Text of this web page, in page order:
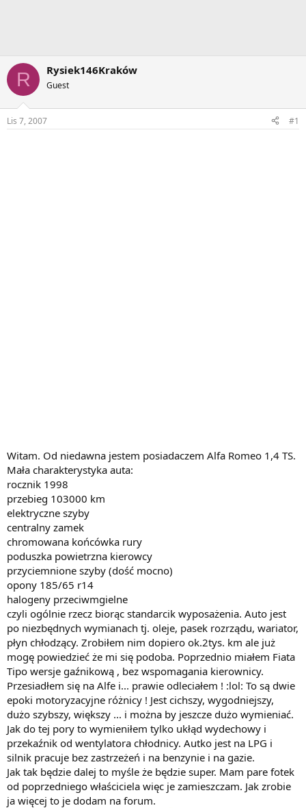
R Rysiek146Kraków
Guest
Lis 7, 2007 #1
Witam. Od niedawna jestem posiadaczem Alfa Romeo 1,4 TS.
Mała charakterystyka auta:
rocznik 1998
przebieg 103000 km
elektryczne szyby
centralny zamek
chromowana końcówka rury
poduszka powietrzna kierowcy
przyciemnione szyby (dość mocno)
opony 185/65 r14
halogeny przeciwmgielne
czyli ogólnie rzecz biorąc standarcik wyposażenia. Auto jest
po niezbędnych wymianach tj. oleje, pasek rozrządu, wariator,
płyn chłodzący. Zrobiłem nim dopiero ok.2tys. km ale już
mogę powiedzieć że mi się podoba. Poprzednio miałem Fiata
Tipo wersje gaźnikową , bez wspomagania kierownicy.
Przesiadłem się na Alfe i... prawie odleciałem ! :lol: To są dwie
epoki motoryzacyjne różnicy ! Jest cichszy, wygodniejszy,
dużo szybszy, większy ... i można by jeszcze dużo wymieniać.
Jak do tej pory to wymieniłem tylko ukłąd wydechowy i
przekaźnik od wentylatora chłodnicy. Autko jest na LPG i
silnik pracuje bez zastrzeżeń i na benzynie i na gazie.
Jak tak będzie dalej to myśle że będzie super. Mam pare fotek
od poprzedniego właściciela więc je zamieszczam. Jak zrobie
ja więcej to je dodam na forum.